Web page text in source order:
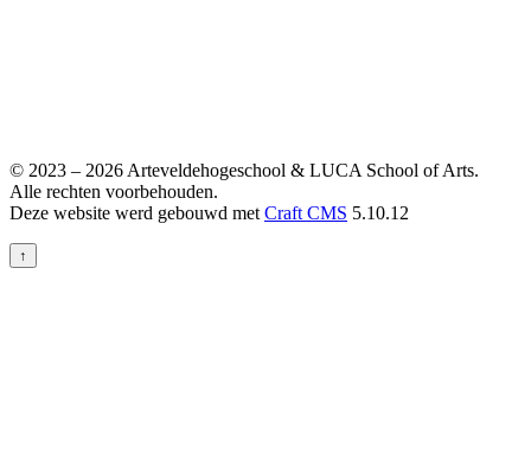
© 2023 – 2026 Arteveldehogeschool & LUCA School of Arts.
Alle rechten voorbehouden.
Deze website werd gebouwd met Craft CMS 5.10.12
↑